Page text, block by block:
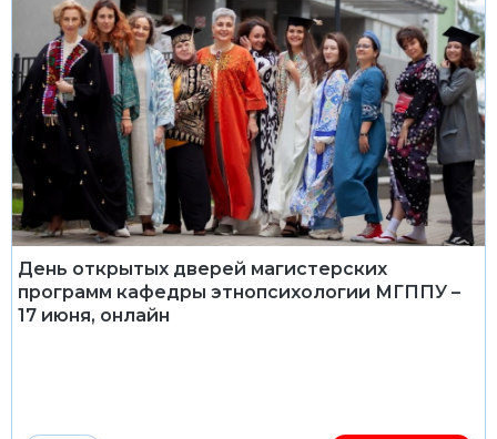
День открытых дверей магистерских
программ кафедры этнопсихологии МГППУ –
17 июня, онлайн